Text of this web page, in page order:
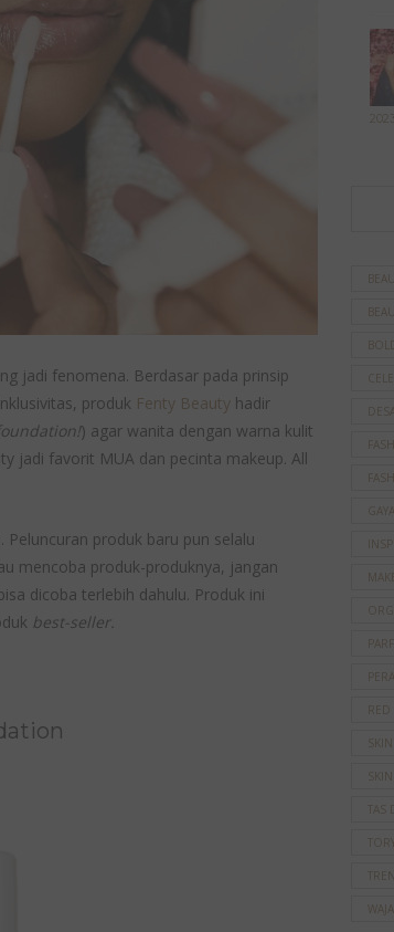
jadi fenomena. Berdasar pada prinsip
produk Fenty Beauty hadir
) agar wanita dengan warna kulit
jadi favorit MUA dan pecinta makeup. All
produk baru pun selalu
mencoba produk-produknya, jangan
dicoba terlebih dahulu. Produk ini
best-seller.
RED
TAS